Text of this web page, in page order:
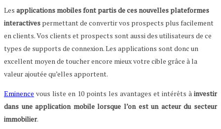
Les applications mobiles font partis de ces nouvelles plateformes
interactives permettant de convertir vos prospects plus facilement
en clients. Vos clients et prospects sont aussi des utilisateurs de ce
types de supports de connexion. Les applications sont donc un
excellent moyen de toucher encore mieux votre cible grâce à la
valeur ajoutée qu’elles apportent.
Eminence vous liste en 10 points les avantages et intérêts à investir
dans une application mobile lorsque l’on est un acteur du secteur
immobilier.